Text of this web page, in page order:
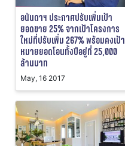
อนันดาฯ ประกาศปรับเพิ่มเป้า
ยอดขาย 25% จากเป้าโครงการ
ใหม่ที่ปรับเพิ่ม 267% พร้อมคงเป้า
หมายยอดโอนทั้งปีอยู่ที่ 25,000
ล้านบาท
May, 16 2017